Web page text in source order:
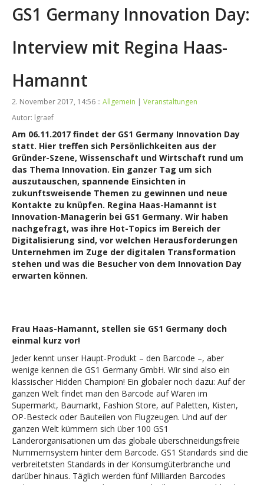
GS1 Germany Innovation Day:
Interview mit Regina Haas-
Hamannt
2. November 2017, 14:56 :: Allgemein | Veranstaltungen
Autor: lgraef
Am 06.11.2017 findet der GS1 Germany Innovation Day
statt. Hier treffen sich Persönlichkeiten aus der
Gründer-Szene, Wissenschaft und Wirtschaft rund um
das Thema Innovation. Ein ganzer Tag um sich
auszutauschen, spannende Einsichten in
zukunftsweisende Themen zu gewinnen und neue
Kontakte zu knüpfen. Regina Haas-Hamannt ist
Innovation-Managerin bei GS1 Germany. Wir haben
nachgefragt, was ihre Hot-Topics im Bereich der
Digitalisierung sind, vor welchen Herausforderungen
Unternehmen im Zuge der digitalen Transformation
stehen und was die Besucher von dem Innovation Day
erwarten können.
Frau Haas-Hamannt, stellen sie GS1 Germany doch
einmal kurz vor!
Jeder kennt unser Haupt-Produkt – den Barcode –, aber
wenige kennen die GS1 Germany GmbH. Wir sind also ein
klassischer Hidden Champion! Ein globaler noch dazu: Auf der
ganzen Welt findet man den Barcode auf Waren im
Supermarkt, Baumarkt, Fashion Store, auf Paletten, Kisten,
OP-Besteck oder Bauteilen von Flugzeugen. Und auf der
ganzen Welt kümmern sich über 100 GS1
Länderorganisationen um das globale überschneidungsfreie
Nummernsystem hinter dem Barcode. GS1 Standards sind die
verbreitetsten Standards in der Konsumgüterbranche und
darüber hinaus. Täglich werden fünf Milliarden Barcodes